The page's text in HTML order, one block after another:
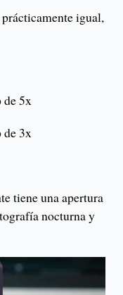
igual,
de 5x
de 3x
tiene una apertura
nocturna y